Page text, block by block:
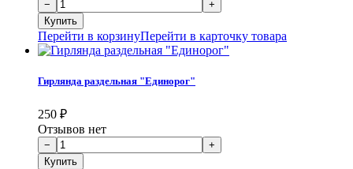
Перейти в корзинуПерейти в карточку товара
Гирлянда раздельная "Единорог"
250 ₽
Отзывов нет